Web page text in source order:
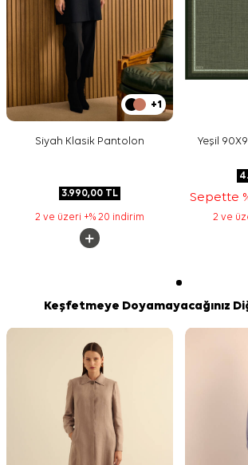
+1
Siyah Klasik Pantolon
3.990,00TL
2 ve üzeri +% 20 indirim
Yeşil
Sepette
2 ve
Keşfetmeye Doyamayacağınız